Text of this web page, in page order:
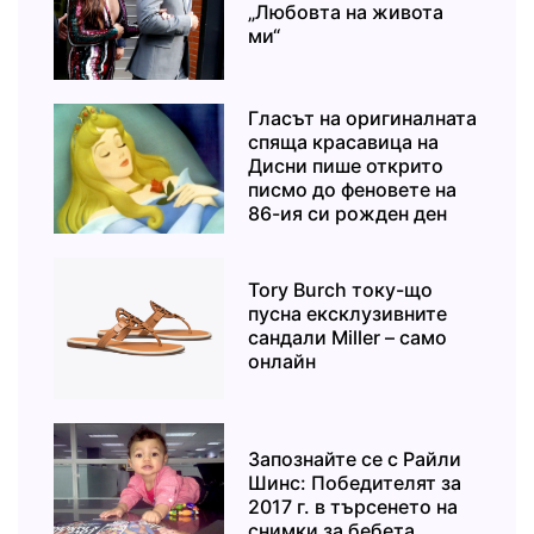
„Любовта на живота
ми“
Гласът на оригиналната
спяща красавица на
Дисни пише открито
писмо до феновете на
86-ия си рожден ден
Tory Burch току-що
пусна ексклузивните
сандали Miller – само
онлайн
Запознайте се с Райли
Шинс: Победителят за
2017 г. в търсенето на